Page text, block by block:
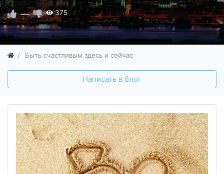
— 375
Быть счастливым здесь и сейчас
Написать в блог